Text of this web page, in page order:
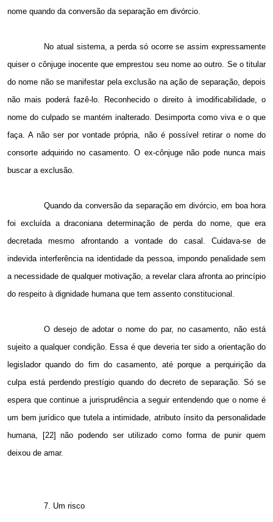
nome quando da conversão da separação em divórcio.
No atual sistema, a perda só ocorre se assim expressamente
quiser o cônjuge inocente que emprestou seu nome ao outro. Se o titular
do nome não se manifestar pela exclusão na ação de separação, depois
não mais poderá fazê-lo. Reconhecido o direito à imodificabilidade, o
nome do culpado se mantém inalterado. Desimporta como viva e o que
faça. A não ser por vontade própria, não é possível retirar o nome do
consorte adquirido no casamento. O ex-cônjuge não pode nunca mais
buscar a exclusão.
Quando da conversão da separação em divórcio, em boa hora
foi excluída a draconiana determinação de perda do nome, que era
decretada mesmo afrontando a vontade do casal. Cuidava-se de
indevida interferência na identidade da pessoa, impondo penalidade sem
a necessidade de qualquer motivação, a revelar clara afronta ao princípio
do respeito à dignidade humana que tem assento constitucional.
O desejo de adotar o nome do par, no casamento, não está
sujeito a qualquer condição. Essa é que deveria ter sido a orientação do
legislador quando do fim do casamento, até porque a perquirição da
culpa está perdendo prestígio quando do decreto de separação. Só se
espera que continue a jurisprudência a seguir entendendo que o nome é
um bem jurídico que tutela a intimidade, atributo ínsito da personalidade
humana, [22] não podendo ser utilizado como forma de punir quem
deixou de amar.
7. Um risco